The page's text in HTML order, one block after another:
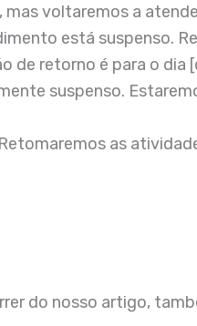
voltaremos a
está suspenso.
de retorno é para o
suspenso.
as
do nosso artigo,